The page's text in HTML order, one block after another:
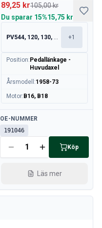
89,25 kr105,00 kr
Du sparar 15%15,75 kr
PV544, 120, 130, 220 +1
Position: Pedallänkage -
Huvudaxel
Årsmodell :1958-73
Motor: B16, B18
Tillgänglig
OE-NUMMER
191046
Köp
Läs mer